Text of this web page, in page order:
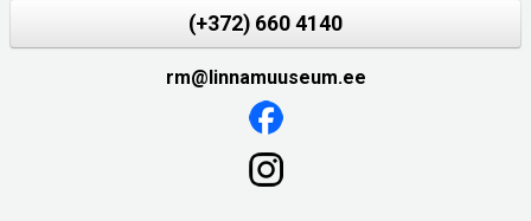
(+372) 660 4140
rm@linnamuuseum.ee